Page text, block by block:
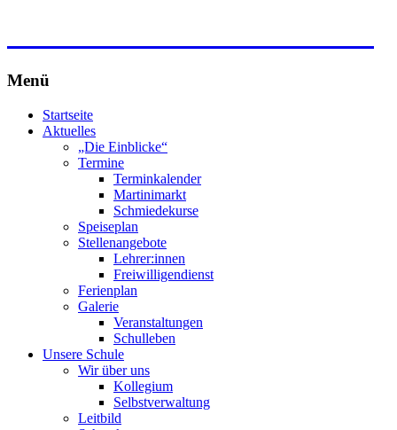
Menü
Zum
Inhalt
Startseite
Aktuelles
„Die Einblicke“
Termine
Terminkalender
Martinimarkt
Schmiedekurse
Speiseplan
Stellenangebote
Lehrer:innen
Freiwilligendienst
Ferienplan
Galerie
Veranstaltungen
Schulleben
Unsere Schule
Wir über uns
Kollegium
Selbstverwaltung
Leitbild